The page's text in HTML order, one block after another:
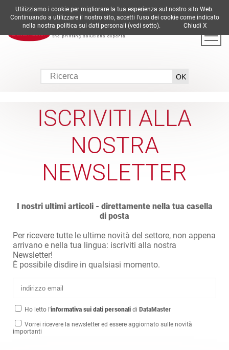
DE EN ES FR IT
ISCRIVITI ALLA
NOSTRA
NEWSLETTER
I nostri ultimi articoli - direttamente nella tua casella
di posta
Per ricevere tutte le ultime novità del settore, non appena
arrivano e nella tua lingua: iscriviti alla nostra
Newsletter!
È possibile disdire in qualsiasi momento.
Ho letto l'informativa sui dati personali di DataMaster
Vorrei ricevere la newsletter ed essere aggiornato sulle novità
importanti
Utilizziamo i cookie per migliorare la tua esperienza sul nostro sito Web.
Continuando a utilizzare il nostro sito, accetti l'uso dei cookie come indicato
nella nostra politica sui dati personali (vedi sotto). Chiudi X